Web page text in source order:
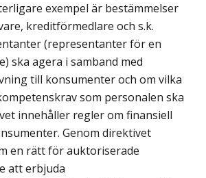
exempel är bestämmelser
kreditförmedlare och s.k.
(representanter för en
ska agera i samband med
till konsumenter och om vilka
som personalen ska
innehåller regler om finansiell
Genom direktivet
en rätt för auktoriserade
att erbjuda